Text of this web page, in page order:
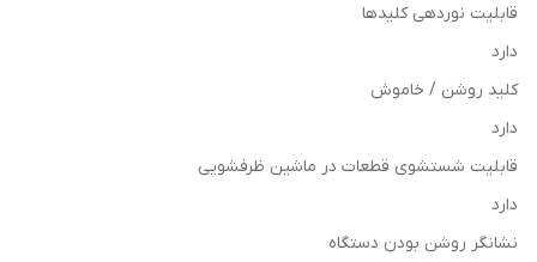
قابلیت نوردهی کلیدها
دارد
کلید روشن / خاموش
دارد
قابلیت شستشوی قطعات در ماشین ظرفشویی
دارد
نشانگر روشن بودن دستگاه